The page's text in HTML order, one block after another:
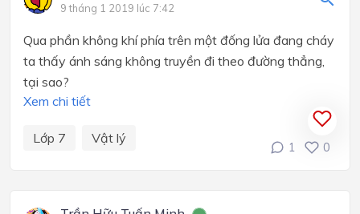
9 tháng 1 2019 lúc 7:42
Qua phần không khí phía trên một đống lửa đang cháy
ta thấy ánh sáng không truyền đi theo đường thẳng,
tại sao?
Xem chi tiết
Lớp 7 Vật lý
1 0